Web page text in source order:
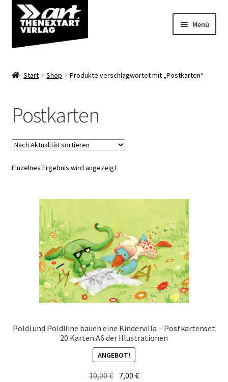
Zur
Navigation
springen
Zum
Inhalt
springen
Menü
Über uns
Start Shop Produkte verschlagwortet mit „Postkarten“
Postkarten
Einzelnes Ergebnis wird angezeigt
Poldi und Poldiline bauen eine Kindervilla – Postkartenset
20 Karten A6 der Illustrationen
ANGEBOT!
10,00€ Ursprünglicher
7,00€Aktueller